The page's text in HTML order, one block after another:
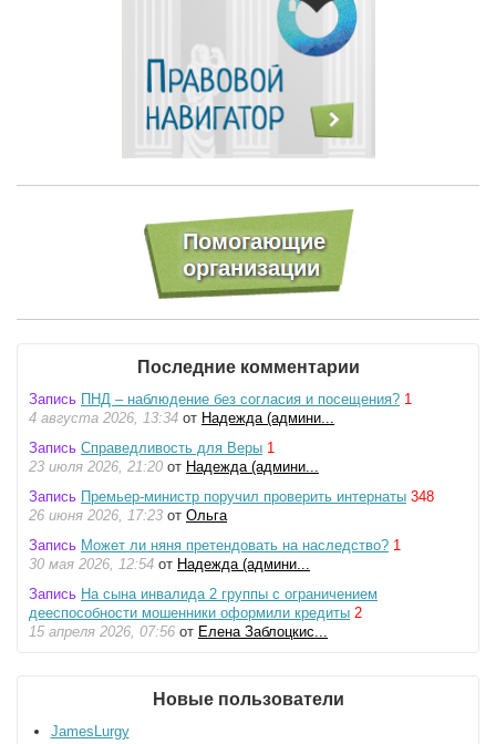
Последние комментарии
Запись ПНД – наблюдение без согласия и посещения? 1
4 августа 2026, 13:34 от Надежда (админи...
Запись Справедливость для Веры 1
23 июля 2026, 21:20 от Надежда (админи...
Запись Премьер-министр поручил проверить интернаты 348
26 июня 2026, 17:23 от Ольга
Запись Может ли няня претендовать на наследство? 1
30 мая 2026, 12:54 от Надежда (админи...
Запись На сына инвалида 2 группы с ограничением
дееспособности мошенники оформили кредиты 2
15 апреля 2026, 07:56 от Елена Заблоцкис...
Новые пользователи
JamesLurgy